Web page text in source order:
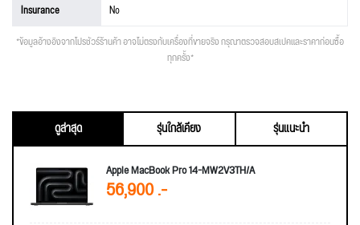
Insurance
No
*ข้อมูลอ้างอิงจากโปรชัวร์ร้านค้า อาจไม่ตรงกับเครื่องที่ขายจริง กรุณาตรวจสอบสเปคและราคาก่อนซื้อ
ทุกครั้ง*
ดูล่าสุด รุ่นใกล้เคียง
รุ่นแนะนำ
Apple MacBook Pro 14-MW2V3TH/A
56,900 .-